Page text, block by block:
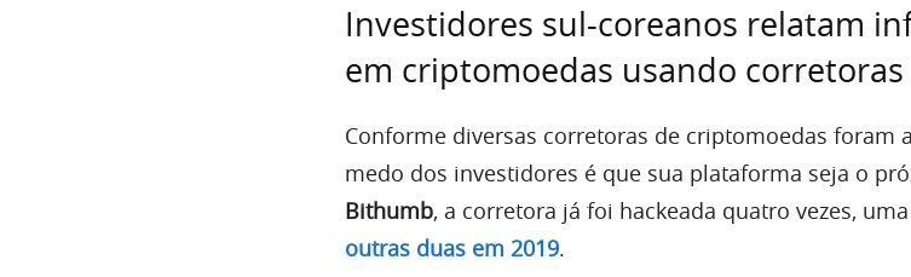
Investidores sul-coreanos relatam
em criptomoedas usando corretoras
Conforme diversas corretoras de criptomoedas foram
medo dos investidores é que sua plataforma seja o
Bithumb, a corretora já foi hackeada quatro vezes,
outras duas em 2019.